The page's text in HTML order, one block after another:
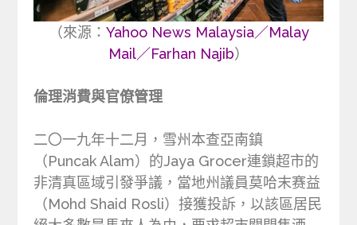
（來源： Yahoo News Malaysia／Malay
Mail／Farhan Najib）
倫理消費與官僚管理
二〇一九年十二月，雪州本查亞南鎮
（Puncak Alam）的Jaya Grocer連鎖超市的
非清真區域引發爭議，當地州議員莫哈末赛益
（Mohd Shaid Rosli）接獲投訴，以該區居民